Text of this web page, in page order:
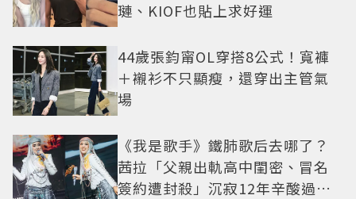
璉、KIOF也貼上求好運
44歲張鈞甯OL穿搭8公式！寬褲
＋襯衫不只顯瘦，還穿出主管氣
場
《我是歌手》鐵肺歌后去哪了？
茜拉「父親出軌高中閨密、冒名
簽約遭封殺」沉寂12年辛酸過往